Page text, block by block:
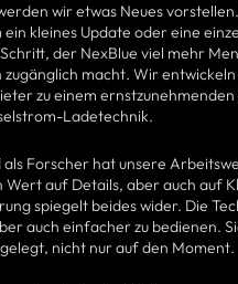
wir etwas Neues
ein kleines Update oder eine
der NexBlue viel mehr
macht. Wir entwickeln
zu einem
Ladetechnik.
Forscher hat unsere
auf Details, aber auch auf
spiegelt beides wider. Die
auch einfacher zu bedienen.
nicht nur auf den Moment.